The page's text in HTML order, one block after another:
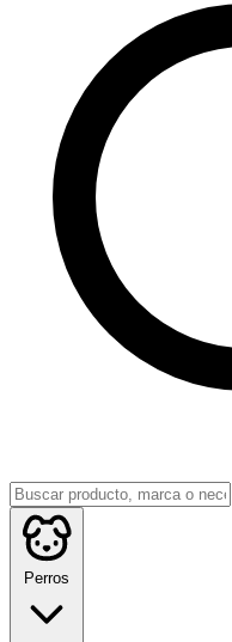
Perros